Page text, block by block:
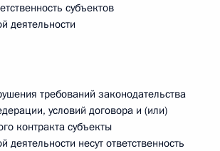
субъектов
деятельности
требований законодательства
условий договора и (или)
контракта субъекты
деятельности несут ответственность